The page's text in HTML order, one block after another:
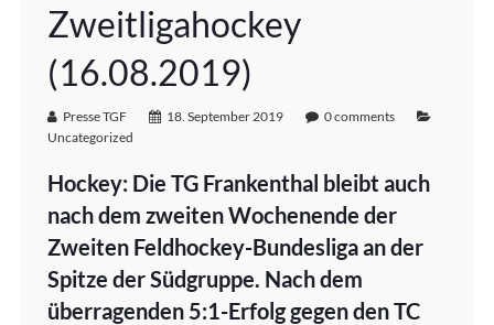
Zweitligahockey
(16.08.2019)
Presse TGF 18. September 2019
0 comments
Uncategorized
Hockey: Die TG Frankenthal bleibt auch
nach dem zweiten Wochenende der
Zweiten Feldhockey-Bundesliga an der
Spitze der Südgruppe. Nach dem
überragenden 5:1-Erfolg gegen den TC